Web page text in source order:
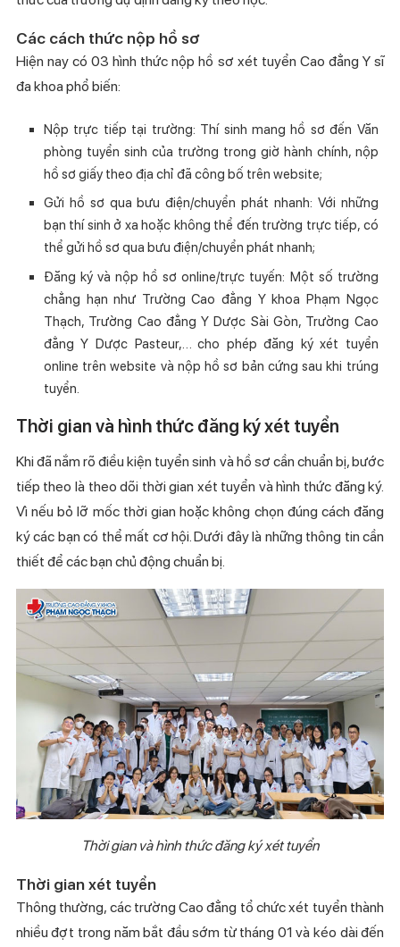
Các cách thức nộp hồ sơ
Hiện nay có 03 hình thức nộp hồ sơ xét tuyển Cao đẳng Y sĩ
đa khoa phổ biến:
Nộp trực tiếp tại trường: Thí sinh mang hồ sơ đến Văn
phòng tuyển sinh của trường trong giờ hành chính, nộp
hồ sơ giấy theo địa chỉ đã công bố trên website;
Gửi hồ sơ qua bưu điện/chuyển phát nhanh: Với những
bạn thí sinh ở xa hoặc không thể đến trường trực tiếp, có
thể gửi hồ sơ qua bưu điện/chuyển phát nhanh;
Đăng ký và nộp hồ sơ online/trực tuyến: Một số trường
chẳng hạn như Trường Cao đẳng Y khoa Phạm Ngọc
Thạch, Trường Cao đẳng Y Dược Sài Gòn, Trường Cao
đẳng Y Dược Pasteur,… cho phép đăng ký xét tuyển
online trên website và nộp hồ sơ bản cứng sau khi trúng
tuyển.
Thời gian và hình thức đăng ký xét tuyển
Khi đã nắm rõ điều kiện tuyển sinh và hồ sơ cần chuẩn bị, bước
tiếp theo là theo dõi thời gian xét tuyển và hình thức đăng ký.
Vì nếu bỏ lỡ mốc thời gian hoặc không chọn đúng cách đăng
ký các bạn có thể mất cơ hội. Dưới đây là những thông tin cần
thiết để các bạn chủ động chuẩn bị.
Thời gian và hình thức đăng ký xét tuyển
Thời gian xét tuyển
Thông thường, các trường Cao đẳng tổ chức xét tuyển thành
nhiều đợt trong năm bắt đầu sớm từ tháng 01 và kéo dài đến